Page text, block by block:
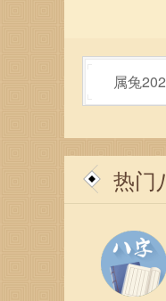
成功和幸福。
总结来说，
衡自我与他
属兔
热门